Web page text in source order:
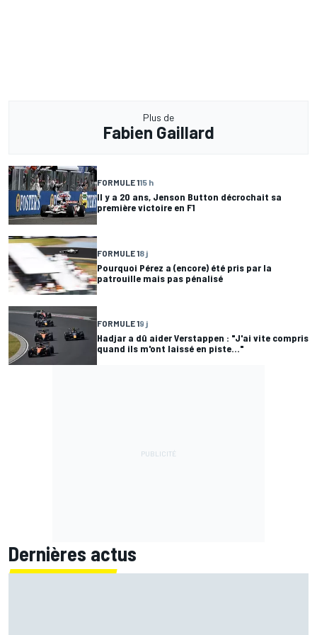
Plus de
Fabien Gaillard
FORMULE 115 h
Il y a 20 ans, Jenson Button décrochait sa
première victoire en F1
FORMULE 18 j
Pourquoi Pérez a (encore) été pris par la
patrouille mais pas pénalisé
FORMULE 19 j
Hadjar a dû aider Verstappen : "J'ai vite compris
quand ils m'ont laissé en piste..."
Dernières actus